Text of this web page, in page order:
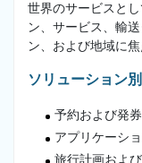
世界のサービスと
ン、サービス、輸
ン、および地域に
ソリューション別
予約および発
アプリケーシ
旅行計画およ